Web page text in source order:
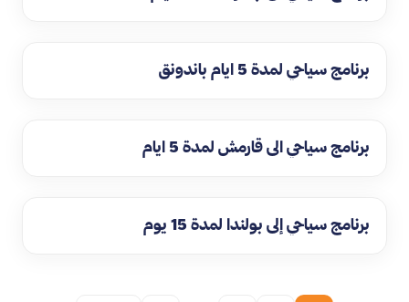
برنامج سياحي لمدة 5 ايام باندونق
برنامج سياحي الى قارمش لمدة 5 ايام
برنامج سياحي إلى بولندا لمدة 15 يوم